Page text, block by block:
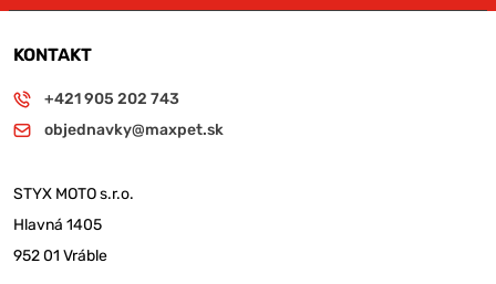
KONTAKT
+421 905 202 743
objednavky@maxpet.sk
STYX MOTO s.r.o.
Hlavná 1405
952 01 Vráble